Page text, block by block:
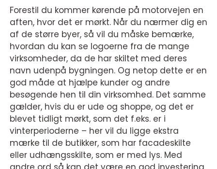
Forestil du kommer kørende på motorvejen en
aften, hvor det er mørkt. Når du nærmer dig en
af de større byer, så vil du måske bemærke,
hvordan du kan se logoerne fra de mange
virksomheder, da de har skiltet med deres
navn udenpå bygningen. Og netop dette er en
god måde at hjælpe kunder og andre
besøgende hen til din virksomhed. Det samme
gælder, hvis du er ude og shoppe, og det er
blevet tidligt mørkt, som det f.eks. er i
vinterperioderne – her vil du ligge ekstra
mærke til de butikker, som har facadeskilte
eller udhængsskilte, som er med lys. Med